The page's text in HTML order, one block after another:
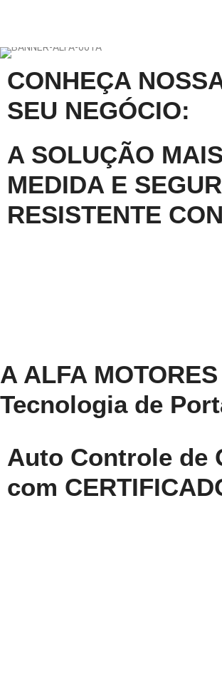
CONHEÇA
SEU NEGÓCIO:
A SOLUÇÃO
MEDIDA E
RESISTENTE
A ALFA
Tecnologia de
Auto Controle de
com